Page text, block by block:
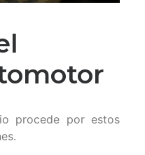
procede por estos